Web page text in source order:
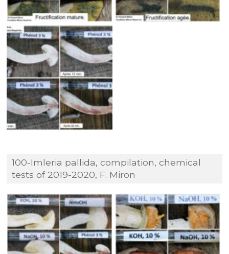
100-Imleria pallida, compilation, chemical
tests of 2019-2020, F. Miron